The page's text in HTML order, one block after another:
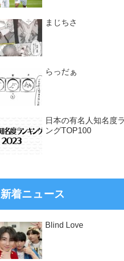
まじちさ
らっだぁ
日本の有名人知名度
ングTOP100
新着ニュース
Blind Love